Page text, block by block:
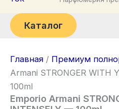
Каталог
Главная / Премиум
Armani STRONGER WITH
100ml
Emporio Armani